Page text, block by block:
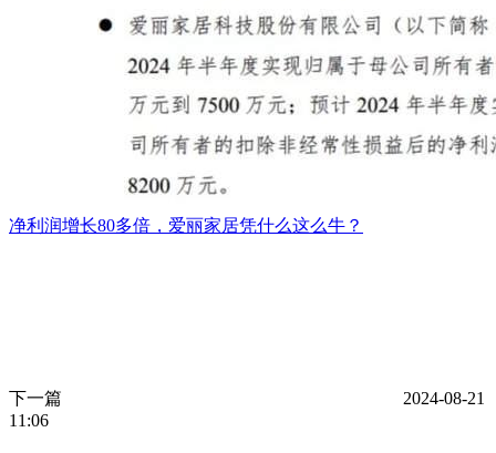
净利润增长80多倍，爱丽家居凭什么这么牛？
下一篇
2024-08-21
11:06